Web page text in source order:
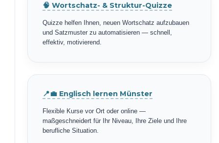
🧠 Wortschatz- & Struktur-Quizze
Quizze helfen Ihnen, neuen Wortschatz aufzubauen
und Satzmuster zu automatisieren — schnell,
effektiv, motivierend.
📍💼 Englisch lernen Münster
Flexible Kurse vor Ort oder online —
maßgeschneidert für Ihr Niveau, Ihre Ziele und Ihre
berufliche Situation.